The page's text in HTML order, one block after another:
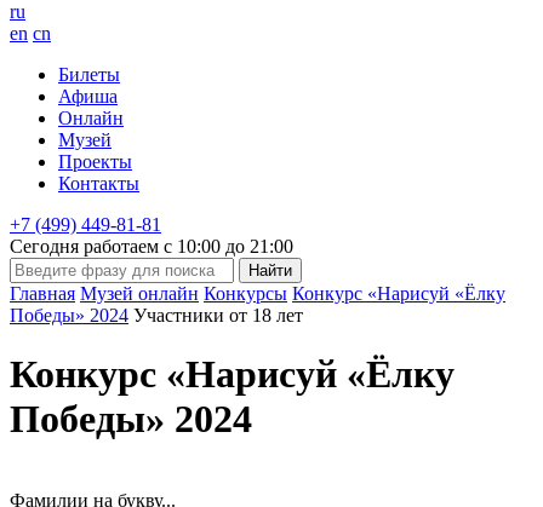
ru
en cn
Билеты
Афиша
Онлайн
Музей
Проекты
Контакты
+7 (499) 449-81-81
Сегодня работаем с 10:00 до 21:00
Главная Музей онлайн Конкурсы Конкурс «Нарисуй «Ёлку
Победы» 2024 Участники от 18 лет
Конкурс «Нарисуй «Ёлку
Победы» 2024
Фамилии на букву...